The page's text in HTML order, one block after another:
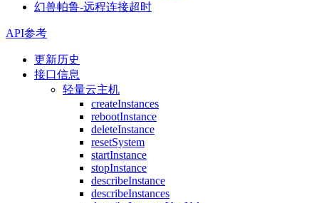
幻兽帕鲁-远程连接超时
API参考
更新历史
接口信息
轻量云主机
createInstances
rebootInstance
deleteInstance
resetSystem
startInstance
stopInstance
describeInstance
describeInstances